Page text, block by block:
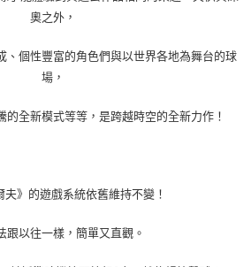
奧之外，
、個性豐富的角色們與以世界各地為舞台的球
場，
的全新模式等等，是跨越時空的全新力作！
夫》的遊戲系統依舊維持不變！
跟以往一樣，簡單又直觀。